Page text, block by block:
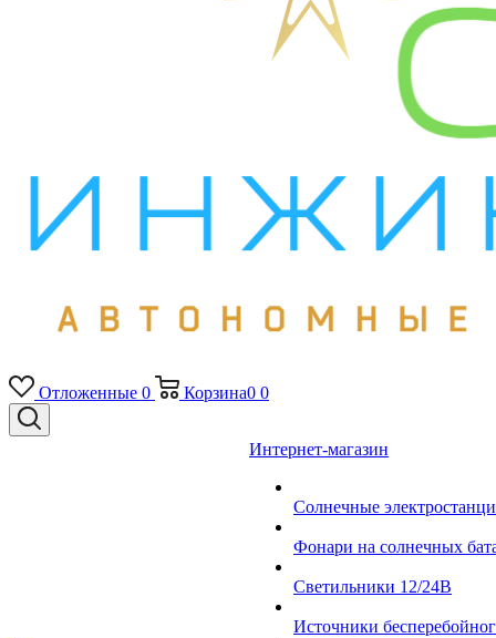
Отложенные 0 Корзина0 0
Интернет-магазин
Солнечные
Фонари на солнечных
Светильники 12/24В
Источники